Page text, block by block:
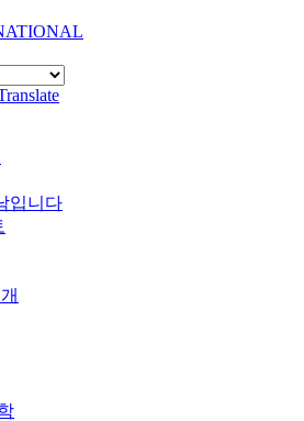
입니다